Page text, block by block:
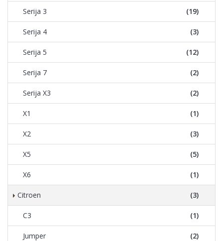
Serija 3 (19)
Serija 4 (3)
Serija 5 (12)
Serija 7 (2)
Serija X3 (2)
X1 (1)
X2 (3)
X5 (5)
X6 (1)
Citroen (3)
C3 (1)
Jumper (2)